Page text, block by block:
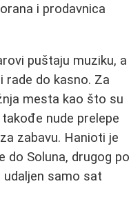
i prodavnica
puštaju muziku, a
rade do kasno. Za
mesta kao što su
nude prelepe
zabavu. Hanioti je
do Soluna, drugog po
udaljen samo sat